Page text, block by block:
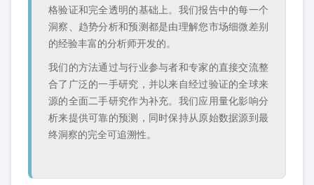
格验证和完全透明的基础上。我们报告中的每一个
洞察、趋势分析和预测都是由理解您市场细微差别
的经验丰富的分析师开发的。
我们的方法通过与行业参与者和专家的直接交流整
合了广泛的一手研究，并以来自经过验证的全球来
源的全面二手研究作为补充。我们应用量化影响分
析来提供可靠的预测，同时保持从原始数据源到最
终洞察的完全可追溯性。